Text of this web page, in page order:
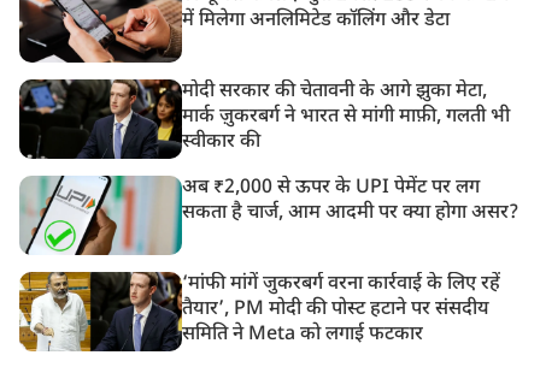
में मिलेगा अनलिमिटेड कॉलिंग और डेटा
मोदी सरकार की चेतावनी के आगे झुका मेटा,
मार्क ज़ुकरबर्ग ने भारत से मांगी माफ़ी, गलती भी
स्वीकार की
अब ₹2,000 से ऊपर के UPI पेमेंट पर लग
सकता है चार्ज, आम आदमी पर क्या होगा असर?
‘मांफी मांगें जुकरबर्ग वरना कार्रवाई के लिए रहें
तैयार’, PM मोदी की पोस्ट हटाने पर संसदीय
समिति ने Meta को लगाई फटकार